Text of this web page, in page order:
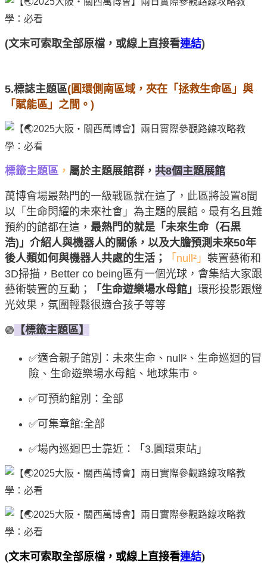
(文末可索取全部原檔，或線上直接看連結)
5.標誌主題區(圓環側南區域，夾在「拯救生命區」與
「賦能區」之間。)
標籤主題區 ， 屬於主題展館群， 共8個主題展館
萬博會場最熱門的一級戰區就在這了，此區將設置8間
以「生命閃耀的未來社會」為主題的展館。最有名且難
預約的館都在這， 最熱門的就是「未來生命（石黒
浩)」介紹人與機器人的關係，以及大膽預測未來50年
後人類如何與機器人共處的生活；
「null²」 裝置藝術和
3D掃描，Better co being區有一個光球，會集結大家跟
藝術裝置的互動；
「生命遊樂場水母館」 環形投影跟燈
光效果，氛圍輕鬆很適合孩子等等
🟣 【標籤主題區】
✅適合親子館別：未來生命、null²、生命巡迴的冒
險、生命遊樂場水母館、地球集市。
✅可預約館別：全部
✅可集章館:全部
✅場內巡迴巴士靠近：「3.圓環東站」
(文末可索取全部原檔，或線上直接看連結)